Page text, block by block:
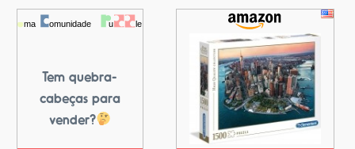
Tem quebra-
cabeças para
vender?